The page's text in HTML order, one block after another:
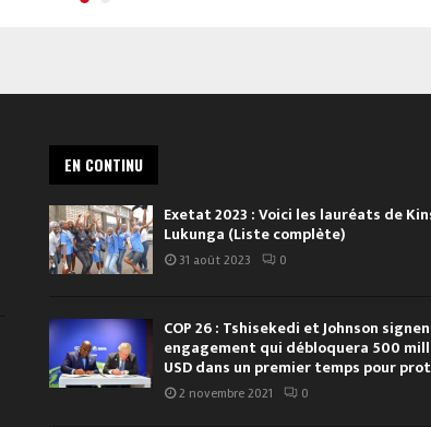
EN CONTINU
Exetat 2023 : Voici les lauréats de
Lukunga (Liste complète)
31 août 2023 0
COP 26 : Tshisekedi et Johnson
engagement qui débloquera 500
USD dans un premier temps pour
2 novembre 2021 0